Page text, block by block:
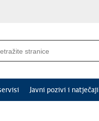
Javni pozivi i natječaji